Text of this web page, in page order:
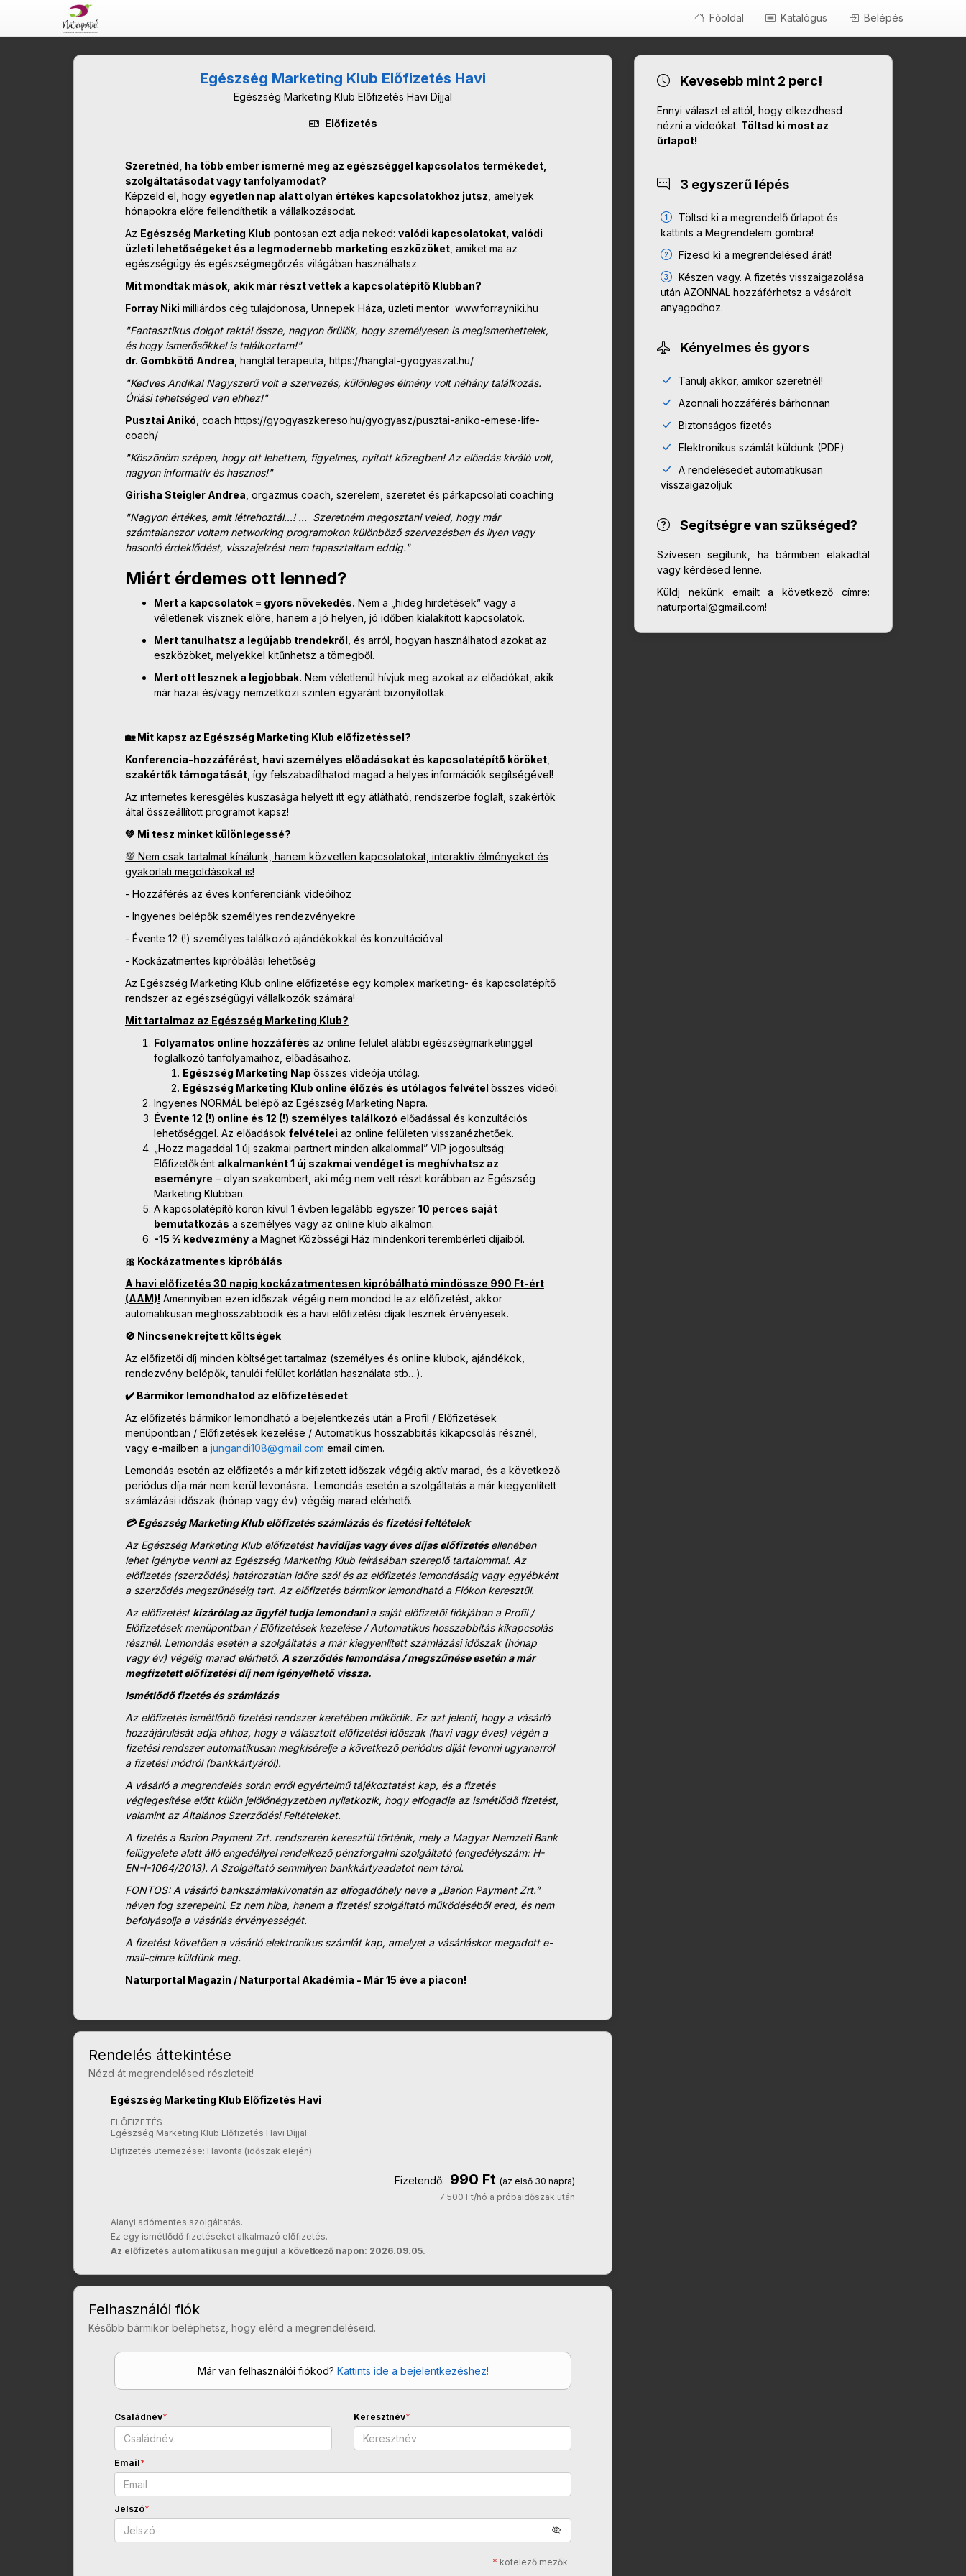
Főoldal Katalógus Belépés
Egészség Marketing Klub Előfizetés Havi
Egészség Marketing Klub Előfizetés Havi Díjjal
Előfizetés
Szeretnéd, ha több ember ismerné meg az egészséggel kapcsolatos termékedet,
szolgáltatásodat vagy tanfolyamodat?
Képzeld el, hogy egyetlen nap alatt olyan értékes kapcsolatokhoz jutsz , amelyek
hónapokra előre fellendíthetik a vállalkozásodat.
Az Egészség Marketing Klub pontosan ezt adja neked: valódi kapcsolatokat, valódi
üzleti lehetőségeket és a legmodernebb marketing eszközöket, amiket ma az
egészségügy és egészségmegőrzés világában használhatsz.
Mit mondtak mások, akik már részt vettek a kapcsolatépítő Klubban?
Forray Niki milliárdos cég tulajdonosa, Ünnepek Háza, üzleti mentor www.forrayniki.hu
"Fantasztikus dolgot raktál össze, nagyon örülök, hogyszemélyesen is megismerhettelek,
és hogy ismerősökkel is találkoztam!"
dr. Gombkötő Andrea , hangtál terapeuta, https://hangtal-gyogyaszat.hu/
"Kedves Andika! Nagyszerű volt a szervezés, különleges élmény volt néhány találkozás.
Óriási tehetséged van ehhez!"
Pusztai Anikó , coach https://gyogyaszkereso.hu/gyogyasz/pusztai-aniko-emese-life-
coach/
"Köszönöm szépen, hogy ott lehettem, figyelmes, nyitott közegben! Az előadás kiváló volt,
nagyon informatív és hasznos!"
Girisha Steigler Andrea , orgazmus coach, szerelem, szeretet és párkapcsolati coaching
"Nagyon értékes, amit létrehoztál...! ... Szeretném megosztani veled, hogy már
számtalanszor voltam networking programokon különböző szervezésben és ilyen vagy
hasonló érdeklődést, visszajelzést nem tapasztaltam eddig."
Miért érdemes ott lenned?
Mert a kapcsolatok = gyors növekedés. Nem a „hideg hirdetések” vagy a
véletlenek visznek előre, hanem a jó helyen, jó időben kialakított kapcsolatok.
Mert tanulhatsz a legújabb trendekről , és arról, hogyan használhatod azokat az
eszközöket, melyekkel kitűnhetsz a tömegből.
Mert ott lesznek a legjobbak. Nem véletlenül hívjuk meg azokat az előadókat, akik
már hazai és/vagy nemzetközi szinten egyaránt bizonyítottak.
🏡 Mit kapsz az Egészség Marketing Klub előfizetéssel?
Konferencia-hozzáférést, havi személyes előadásokat és kapcsolatépítő köröket,
szakértők támogatását, így felszabadíthatod magad a helyes információk segítségével!
Az internetes keresgélés kuszasága helyett itt egy átlátható, rendszerbe foglalt, szakértők
által összeállított programot kapsz!
💚 Mi tesz minket különlegessé?
💯 Nem csak tartalmat kínálunk, hanem közvetlen kapcsolatokat, interaktív élményeket és
gyakorlati megoldásokat is!
- Hozzáférés az éves konferenciánk videóihoz
- Ingyenes belépők személyes rendezvényekre
- Évente 12 (!) személyes találkozó ajándékokkal és konzultációval
- Kockázatmentes kipróbálási lehetőség
Az Egészség Marketing Klub online előfizetése egy komplex marketing- és kapcsolatépítő
rendszer az egészségügyi vállalkozók számára!
Mit tartalmaz az Egészség Marketing Klub?
Folyamatos online hozzáférés az online felület alábbi egészségmarketinggel
foglalkozó tanfolyamaihoz, előadásaihoz.
Egészség Marketing Nap összes videója utólag.
Egészség Marketing Klub online élőzés és utólagos felvétel összes videói.
Ingyenes NORMÁL belépő az Egészség Marketing Napra.
Évente 12 (!) online és 12 (!) személyes találkozó előadással és konzultációs
lehetőséggel. Az előadások felvételei az online felületen visszanézhetőek.
„Hozz magaddal 1 új szakmai partnert minden alkalommal” VIP jogosultság:
Előfizetőként alkalmanként 1 új szakmai vendéget is meghívhatsz az
eseményre – olyan szakembert, aki még nem vett részt korábban az Egészség
Marketing Klubban.
A kapcsolatépítő körön kívül 1 évben legalább egyszer 10 perces saját
bemutatkozás a személyes vagy az online klub alkalmon.
-15 % kedvezménya Magnet Közösségi Ház mindenkori terembérleti díjaiból.
🎀 Kockázatmentes kipróbálás
A havi előfizetés 30 napig kockázatmentesen kipróbálható mindössze 990 Ft-ért
(AAM)! Amennyiben ezen időszak végéig nem mondod le az előfizetést, akkor
automatikusan meghosszabbodik és a havi előfizetési díjak lesznek érvényesek.
🚫 Nincsenek rejtett költségek
Az előfizetői díj minden költséget tartalmaz (személyes és online klubok, ajándékok,
rendezvény belépők, tanulói felület korlátlan használata stb…).
✔️ Bármikor lemondhatod az előfizetésedet
Az előfizetés bármikor lemondható a bejelentkezés után a Profil / Előfizetések
menüpontban / Előfizetések kezelése / Automatikus hosszabbítás kikapcsolás résznél,
vagy e-mailben a jungandi108@gmail.com email címen.
Lemondás esetén az előfizetés a már kifizetett időszak végéig aktív marad, és a következő
periódus díja már nem kerül levonásra. Lemondás esetén a szolgáltatás a már kiegyenlített
számlázási időszak (hónap vagy év) végéig marad elérhető.
💳 Egészség Marketing Klub előfizetés számlázás és fizetési feltételek
Az Egészség Marketing Klub előfizetést havidíjas vagy éves díjas előfizetésellenében
lehet igénybe venni az Egészség Marketing Klub leírásában szereplő tartalommal. Az
előfizetés (szerződés) határozatlan időre szól és az előfizetés lemondásáig vagy egyébként
a szerződés megszűnéséig tart. Az előfizetés bármikor lemondható a Fiókon keresztül.
Az előfizetést kizárólag az ügyfél tudja lemondania saját előfizetői fiókjában a Profil /
Előfizetések menüpontban / Előfizetések kezelése / Automatikus hosszabbítás kikapcsolás
résznél. Lemondás esetén a szolgáltatás a már kiegyenlített számlázási időszak (hónap
vagy év) végéig marad elérhető. A szerződés lemondása / megszűnése esetén a már
megfizetett előfizetési díj nem igényelhető vissza.
Ismétlődő fizetés és számlázás
Az előfizetés ismétlődő fizetési rendszer keretében működik. Ez azt jelenti, hogy a vásárló
hozzájárulását adja ahhoz, hogy a választott előfizetési időszak (havi vagy éves) végén a
fizetési rendszer automatikusan megkísérelje a következő periódus díját levonni ugyanarról
a fizetési módról (bankkártyáról).
A vásárló a megrendelés során erről egyértelmű tájékoztatást kap, és a fizetés
véglegesítése előtt külön jelölőnégyzetben nyilatkozik, hogy elfogadja az ismétlődő fizetést,
valamint az Általános Szerződési Feltételeket.
A fizetés a Barion Payment Zrt. rendszerén keresztül történik, mely a Magyar Nemzeti Bank
felügyelete alatt álló engedéllyel rendelkező pénzforgalmi szolgáltató (engedélyszám: H-
EN-I-1064/2013). A Szolgáltató semmilyen bankkártyaadatot nem tárol.
FONTOS: A vásárló bankszámlakivonatán az elfogadóhely neve a „Barion Payment Zrt.”
néven fog szerepelni. Ez nem hiba, hanem a fizetési szolgáltató működéséből ered, és nem
befolyásolja a vásárlás érvényességét.
A fizetést követően a vásárló elektronikus számlát kap, amelyet a vásárláskor megadott e-
mail-címre küldünk meg.
Naturportal Magazin / Naturportal Akadémia - Már 15 éve a piacon!
Rendelés áttekintése
Nézd át megrendelésed részleteit!
Egészség Marketing Klub Előfizetés Havi
ELŐFIZETÉS
Egészség Marketing Klub Előfizetés Havi Díjjal
Díjfizetés ütemezése: Havonta (időszak elején)
Fizetendő: 990 Ft(az első 30 napra)
7 500 Ft/hó a próbaidőszak után
Alanyi adómentes szolgáltatás.
Ez egy ismétlődő fizetéseket alkalmazó előfizetés.
Az előfizetés automatikusan megújul a következő napon: 2026.09.05.
Felhasználói fiók
Később bármikor beléphetsz, hogy elérd a megrendeléseid.
Már van felhasználói fiókod? Kattints ide a bejelentkezéshez!
Családnév* Keresztnév*
Email*
Jelszó*
* kötelező mezők
Kevesebb mint 2 perc!
Ennyi választ el attól, hogy elkezdhesd
nézni a videókat. Töltsd ki most az
űrlapot!
3 egyszerű lépés
Töltsd ki a megrendelő űrlapot és
kattints a Megrendelem gombra!
Fizesd ki a megrendelésed árát!
Készen vagy. A fizetés visszaigazolása
után AZONNAL hozzáférhetsz a vásárolt
anyagodhoz.
Kényelmes és gyors
Tanulj akkor, amikor szeretnél!
Azonnali hozzáférés bárhonnan
Biztonságos fizetés
Elektronikus számlát küldünk (PDF)
A rendelésedet automatikusan
visszaigazoljuk
Segítségre van szükséged?
Szívesen segítünk, ha bármiben elakadtál
vagy kérdésed lenne.
Küldj nekünk emailt a következő címre:
naturportal@gmail.com!